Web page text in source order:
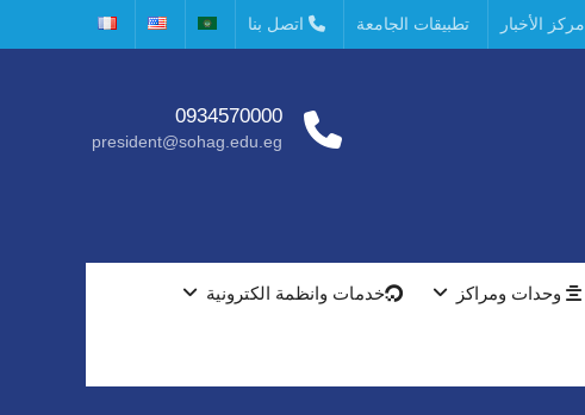
مركز الأخبار تطبيقات الجامعة اتصل بنا
0934570000
president@sohag.edu.eg
وحدات ومراكز خدمات وانظمة الكترونية